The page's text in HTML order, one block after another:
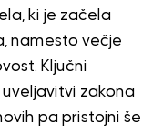
ki je začela
namesto večje
Ključni
zakona
pa pristojni še